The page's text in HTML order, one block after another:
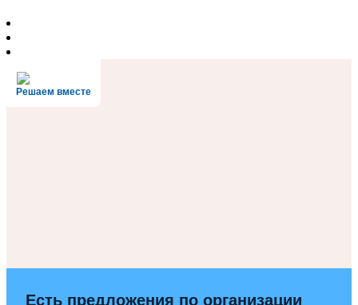
Решаем вместе
Есть предложения по организации